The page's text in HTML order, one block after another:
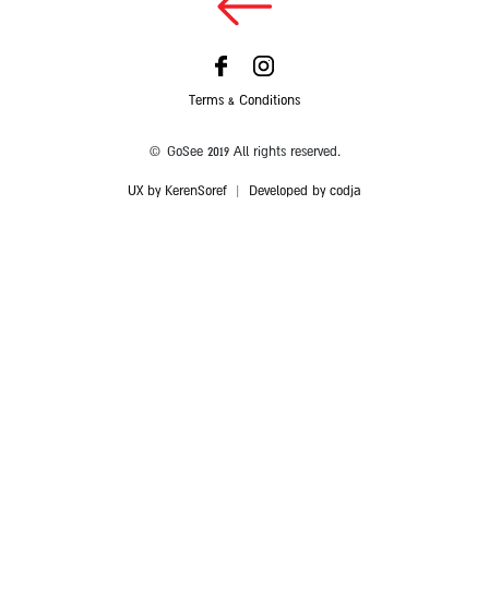
Terms & Conditions
© GoSee 2019 All rights reserved.
UX by KerenSoref Developed by codja